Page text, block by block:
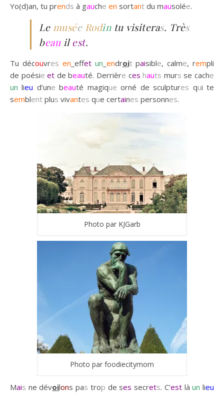
Yo(d)an, tu prends à gauche en sortant du mausolée.
LemuséeRodintu visiteras. Très
beauilest.
Tu découvres en _effet un endroitpaisible, calme, rempli
de poésie et de beauté. Derrière ces hauts murs se cache
un lieu d’une beauté magique orné de sculptures qui te
semblent plus vivantes que certaines personnes.
Photo par KJGarb
Photo par foodiecitymom
Mais ne dévoilons pas trop de ses secrets. C’estlàun lieu